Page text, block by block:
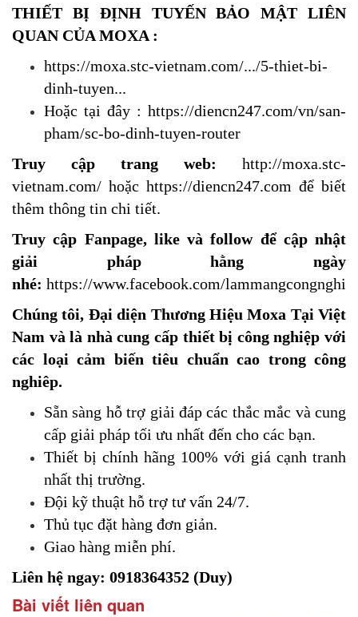
THIẾT BỊ ĐỊNH TUYẾN BẢO MẬT LIÊN
QUAN CỦA MOXA :
https://moxa.stc-vietnam.com/.../5-thiet-bi-
dinh-tuyen...
Hoặc tại đây : https://diencn247.com/vn/san-
pham/sc-bo-dinh-tuyen-router
Truy cập trang web: http://moxa.stc-
vietnam.com/ hoặc https://diencn247.com để biết
thêm thông tin chi tiết.
Truy cập Fanpage, like và follow để cập nhật
giải pháp hằng ngày
nhé: https://www.facebook.com/
Chúng tôi, Đại diện Thương Hiệu Moxa Tại Việt
Nam và là nhà cung cấp thiết bị công nghiệp với
các loại cảm biến tiêu chuẩn cao trong công
nghiêp.
Sẵn sàng hỗ trợ giải đáp các thắc mắc và cung
cấp giải pháp tối ưu nhất đến cho các bạn.
Thiết bị chính hãng 100% với giá cạnh tranh
nhất thị trường.
​Đội kỹ thuật hỗ trợ tư vấn 24/7.
Thủ tục đặt hàng đơn giản.
Giao hàng miễn phí.
Liên hệ ngay: 0918364352 (Duy)
Bài viết liên quan